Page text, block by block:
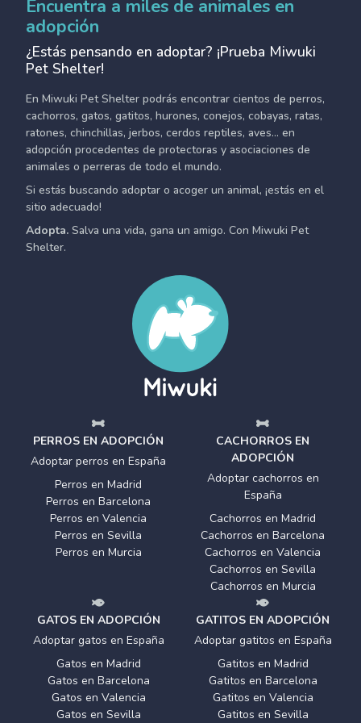
Encuentra a miles de animales en
adopción
¿Estás pensando en adoptar? ¡Prueba Miwuki
Pet Shelter!
En Miwuki Pet Shelter podrás encontrar cientos de perros,
cachorros, gatos, gatitos, hurones, conejos, cobayas, ratas,
ratones, chinchillas, jerbos, cerdos reptiles, aves... en
adopción procedentes de protectoras y asociaciones de
animales o perreras de todo el mundo.
Si estás buscando adoptar o acoger un animal, ¡estás en el
sitio adecuado!
Adopta. Salva una vida, gana un amigo. Con Miwuki Pet
Shelter.
PERROS EN ADOPCIÓN
Adoptar perros en España
Perros en Madrid
Perros en Barcelona
Perros en Valencia
Perros en Sevilla
Perros en Murcia
CACHORROS EN
ADOPCIÓN
Adoptar cachorros en
España
Cachorros en Madrid
Cachorros en Barcelona
Cachorros en Valencia
Cachorros en Sevilla
Cachorros en Murcia
GATOS EN ADOPCIÓN
Adoptar gatos en España
Gatos en Madrid
Gatos en Barcelona
Gatos en Valencia
Gatos en Sevilla
GATITOS EN ADOPCIÓN
Adoptar gatitos en España
Gatitos en Madrid
Gatitos en Barcelona
Gatitos en Valencia
Gatitos en Sevilla